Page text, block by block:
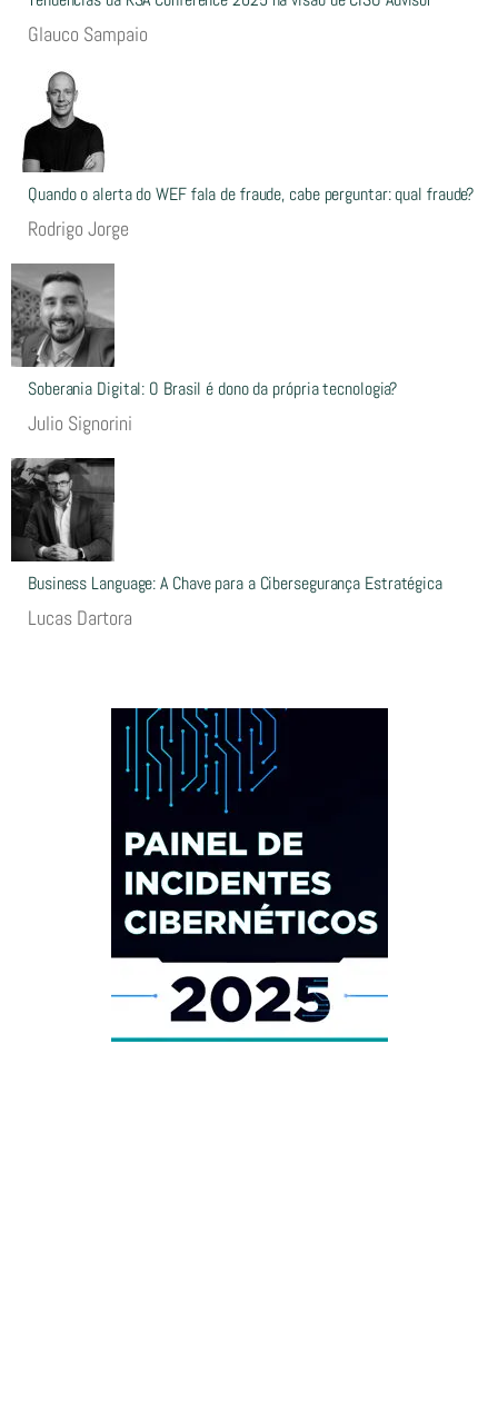
Glauco Sampaio
Quando o alerta do WEF fala de fraude, cabe perguntar: qual fraude?
Rodrigo Jorge
Soberania Digital: O Brasil é dono da própria tecnologia?
Julio Signorini
Business Language: A Chave para a Cibersegurança Estratégica
Lucas Dartora